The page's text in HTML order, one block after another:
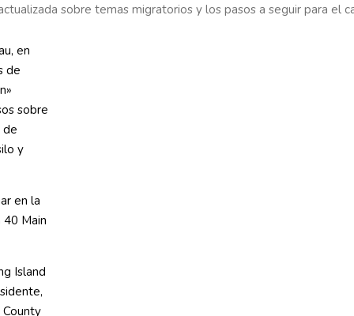
sobre temas migratorios y los pasos a seguir para el
en
de
sobre
de
y
en la
Main
Island
County